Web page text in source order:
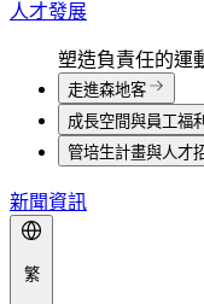
人才發展
塑造負責任的運
走進森地客
成長空間與員工福利
管培生計畫與人才
新聞資訊
繁